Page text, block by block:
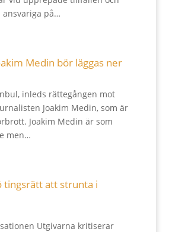
på…
Medin bör läggas ner
inleds rättegången mot
Joakim Medin, som är
Joakim Medin är som
men…
tingsrätt att strunta i
Utgivarna kritiserar